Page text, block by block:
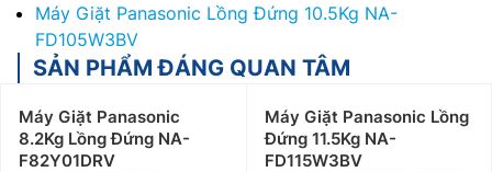
Máy Giặt Panasonic Lồng Đứng 10.5Kg NA-
FD105W3BV
SẢN PHẨM ĐÁNG QUAN TÂM
Máy Giặt Panasonic
8.2Kg Lồng Đứng NA-
F82Y01DRV
Máy Giặt Panasonic Lồng
Đứng 11.5Kg NA-
FD115W3BV